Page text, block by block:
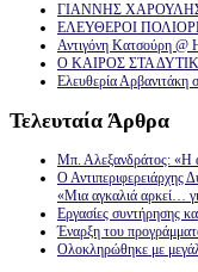
ΓΙΑΝΝΗΣ
ΕΛΕΥΘΕΡΟΙ
Αντιγόνη Κατσούρη @
Ο ΚΑΙΡΟΣ ΣΤΑ
Ελευθερία
Τελευταία Άρθρα
Μπ. Αλεξανδράτος: «Η
Ο Αντιπεριφερειάρχης
«Μια αγκαλιά αρκεί…
Εργασίες συντήρησης
Έναρξη του
Ολοκληρώθηκε με